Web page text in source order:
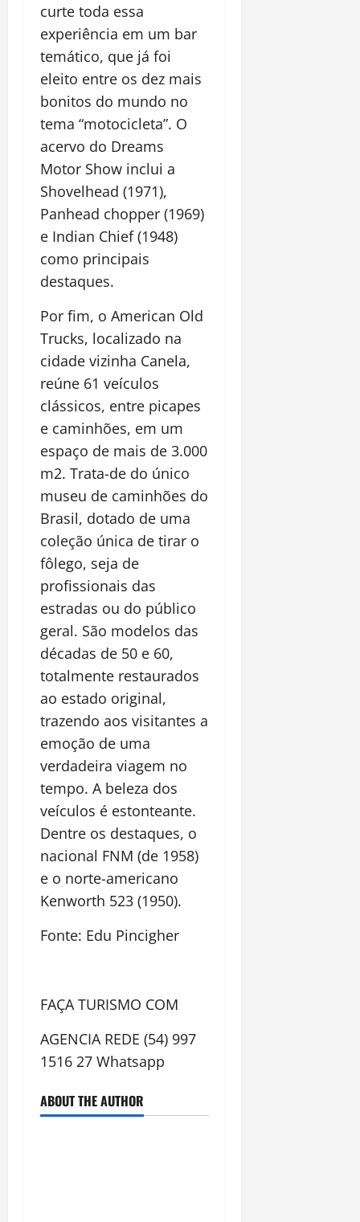
curte toda essa
experiência em um bar
temático, que já foi
eleito entre os dez mais
bonitos do mundo no
tema “motocicleta”. O
acervo do Dreams
Motor Show inclui a
Shovelhead (1971),
Panhead chopper (1969)
e Indian Chief (1948)
como principais
destaques.
Por fim, o American Old
Trucks, localizado na
cidade vizinha Canela,
reúne 61 veículos
clássicos, entre picapes
e caminhões, em um
espaço de mais de 3.000
m2. Trata-de do único
museu de caminhões do
Brasil, dotado de uma
coleção única de tirar o
fôlego, seja de
profissionais das
estradas ou do público
geral. São modelos das
décadas de 50 e 60,
totalmente restaurados
ao estado original,
trazendo aos visitantes a
emoção de uma
verdadeira viagem no
tempo. A beleza dos
veículos é estonteante.
Dentre os destaques, o
nacional FNM (de 1958)
e o norte-americano
Kenworth 523 (1950).
Fonte: Edu Pincigher
FAÇA TURISMO COM
AGENCIA REDE (54) 997
1516 27 Whatsapp
ABOUT THE AUTHOR